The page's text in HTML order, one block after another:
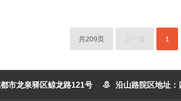
共209页 上一页 1
市龙泉驿区鲸龙路121号  沿山路院区地址